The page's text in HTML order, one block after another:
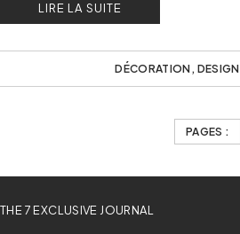
notre sensibilité !
LIRE LA SUITE
DÉCORATION, DESIGN
PAGES :
THE 7 EXCLUSIVE JOURNAL